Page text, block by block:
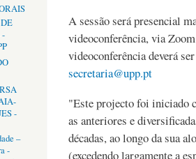
-
–
-
A sessão será presencial
videoconferência, via
videoconferência deverá
secretaria@upp.pt
"Este projecto foi iniciado
as anteriores e
décadas, ao longo da sua
(excedendo largamente a